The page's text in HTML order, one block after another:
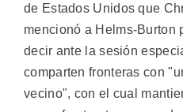
de Estados Unidos que
mencionó a Helms-Burton
decir ante la sesión
comparten fronteras con
vecino", con el cual